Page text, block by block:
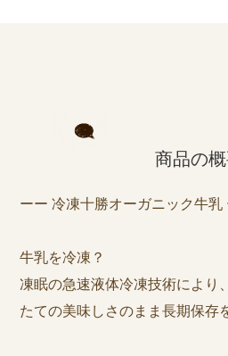
商品の
ーー 冷凍十勝オーガニック牛乳
牛乳を冷凍？
凍眠の急速液体冷凍技術により
たての美味しさのまま長期保存